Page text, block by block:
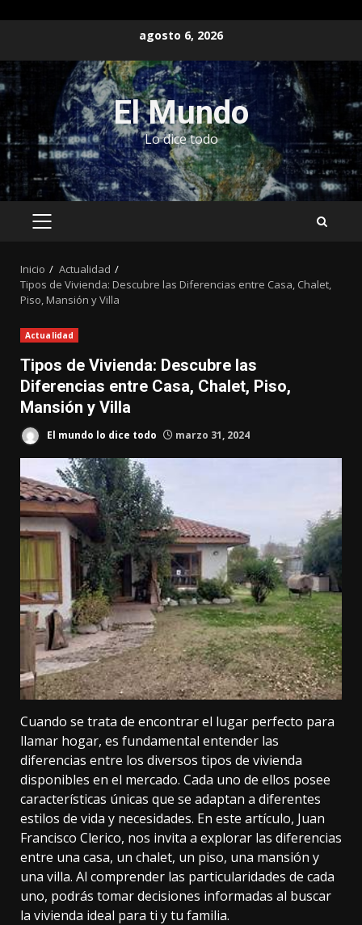
contenido
agosto 6, 2026
El Mundo
Lo dice todo
MENÚ
Inicio
Actualidad
Tipos de Vivienda: Descubre las Diferencias entre Casa, Chalet,
Piso, Mansión y Villa
Actualidad
Tipos de Vivienda: Descubre las
Diferencias entre Casa, Chalet, Piso,
Mansión y Villa
El mundo lo dice todo marzo 31, 2024
Cuando se trata de encontrar el lugar perfecto para
llamar hogar, es fundamental entender las
diferencias entre los diversos tipos de vivienda
disponibles en el mercado. Cada uno de ellos posee
características únicas que se adaptan a diferentes
estilos de vida y necesidades. En este artículo, Juan
Francisco Clerico, nos invita a explorar las diferencias
entre una casa, un chalet, un piso, una mansión y
una villa. Al comprender las particularidades de cada
uno, podrás tomar decisiones informadas al buscar
la vivienda ideal para ti y tu familia.